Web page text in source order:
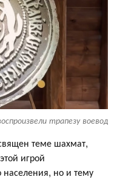
трапезу воевод
теме шахмат,
игрой
населения, но и тему